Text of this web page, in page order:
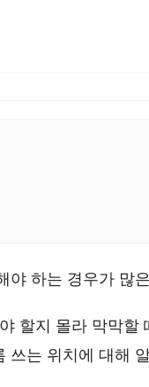
야 하는 경우가 많
할지 몰라 막막
쓰는 위치에 대해